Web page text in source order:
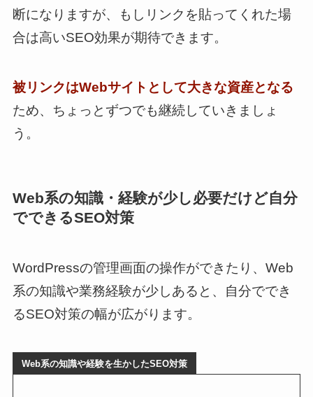
断になりますが、もしリンクを貼ってくれた場
合は高いSEO効果が期待できます。
被リンクはWebサイトとして大きな資産となる
ため、ちょっとずつでも継続していきましょ
う。
Web系の知識・経験が少し必要だけど自分
でできるSEO対策
WordPressの管理画面の操作ができたり、Web
系の知識や業務経験が少しあると、自分ででき
るSEO対策の幅が広がります。
Web系の知識や経験を生かしたSEO対策